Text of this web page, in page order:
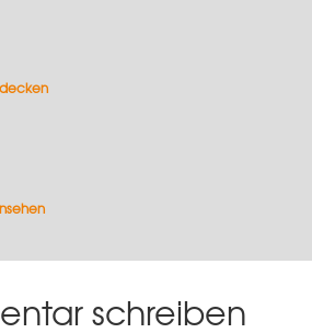
schreiben